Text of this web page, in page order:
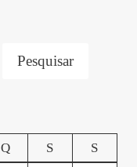
Pesquisar
Q S S